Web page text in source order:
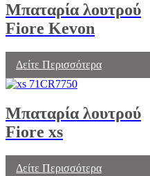
Μπαταρία λουτρού
Fiore Kevon
Δείτε Περισσότερα
Μπαταρία λουτρού
Fiore xs
Δείτε Περισσότερα